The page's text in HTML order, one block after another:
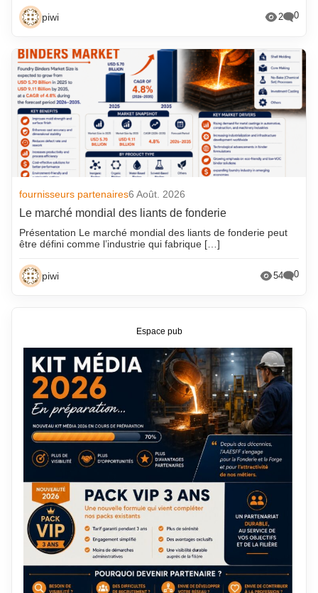
piwi 2 0
fournisseurs partenaires6 Août. 2026
Le marché mondial des liants de fonderie
Présentation Le marché mondial des liants de fonderie peut
être défini comme l’industrie qui fabrique […]
piwi 54 0
Espace pub